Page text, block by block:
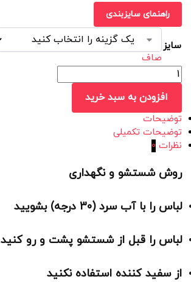
راهنمای سایزبندی
سایز
صاف
افزودن به سبد خرید
توضیحات
توضیحات تکمیلی
نظرات 0
روش شستشو و نگهداری
لباس را با آب سرد (30 درجه) بشویید
لباس را قبل از شستشو پشت و رو کنید
از سفید کننده استفاده نکنید